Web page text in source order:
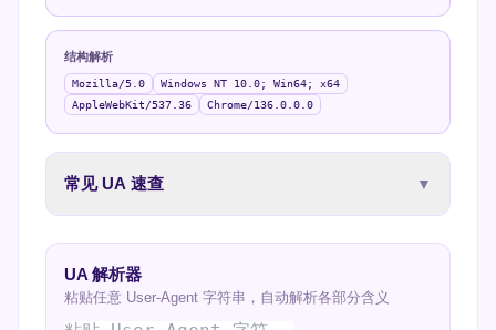
结构解析
Mozilla/5.0
Windows NT 10.0; Win64; x64
AppleWebKit/537.36
Chrome/136.0.0.0
常见 UA 速查 ▼
UA 解析器
粘贴任意 User-Agent 字符串，自动解析各部分含义